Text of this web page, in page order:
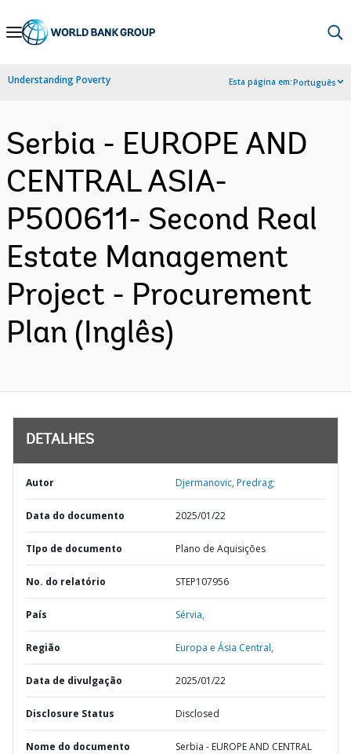
Skip
Navigation
Understanding Poverty Esta página em:Português
Serbia - EUROPE AND
CENTRAL ASIA-
P500611- Second Real
Estate Management
Project - Procurement
Plan (Inglês)
DETALHES
Autor Djermanovic, Predrag;
Data do documento 2025/01/22
TIpo de documento Plano de Aquisições
No. do relatório STEP107956
País Sérvia,
Região Europa e Ásia Central,
Data de divulgação 2025/01/22
Disclosure Status Disclosed
Nome do documento
Serbia - EUROPE AND CENTRAL